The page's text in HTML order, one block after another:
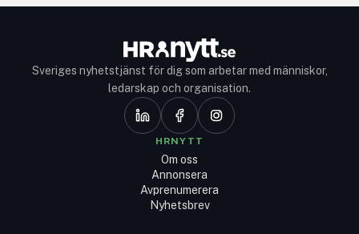
Sveriges nyhetstjänst för dig som arbetar med människor,
ledarskap och organisation.
HRNYTT
Om oss
Annonsera
Avprenumerera
Nyhetsbrev